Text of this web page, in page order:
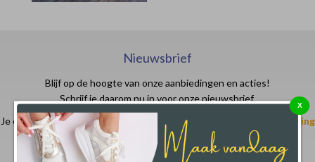
Nieuwsbrief
Blijf op de hoogte van onze aanbiedingen en acties!
Schrijf je daarom nu in voor onze nieuwsbrief.
Je ontvangt in je email- of spam box een code waarmee je
€ 10,- korting
krijgt op jouw aankoop.
Deze actie geld bij een minimale afname van € 50,-
X